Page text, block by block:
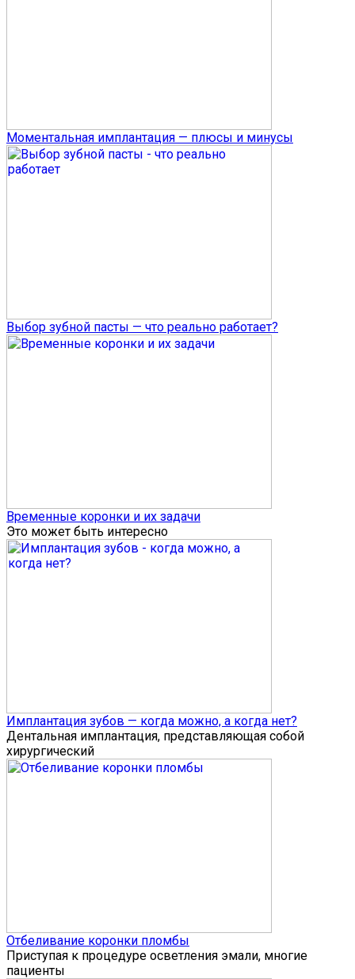
Моментальная имплантация — плюсы и минусы
Выбор зубной пасты — что реально работает?
Временные коронки и их задачи
Это может быть интересно
Имплантация зубов — когда можно, а когда нет?
Дентальная имплантация, представляющая собой
хирургический
Отбеливание коронки пломбы
Приступая к процедуре осветления эмали, многие
пациенты